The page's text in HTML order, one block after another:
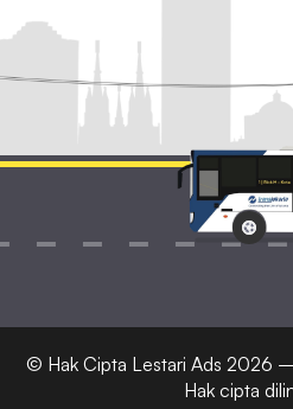
© Hak Cipta Lestari Ads 2026 —
Hak cipta